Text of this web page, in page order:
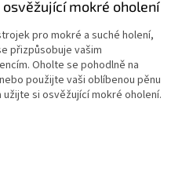
osvěžující mokré oholení
pro mokré a suché holení,
přizpůsobuje vašim
Oholte se pohodlně na
použijte vaši oblíbenou pěnu
užijte si osvěžující mokré oholení.